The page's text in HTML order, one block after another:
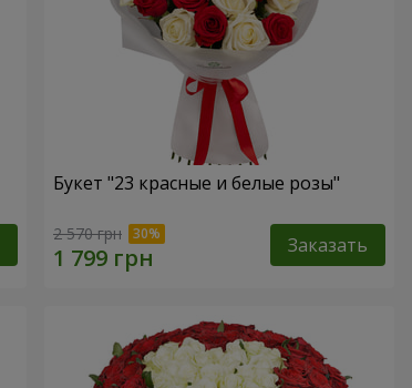
Букет "23 красные и белые розы"
2 570 грн Заказать